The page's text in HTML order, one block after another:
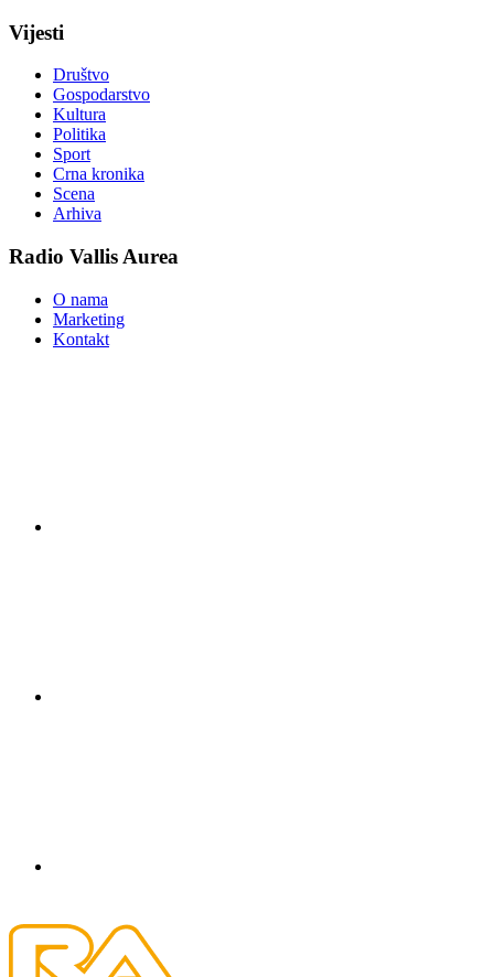
Vijesti
Društvo
Gospodarstvo
Kultura
Politika
Sport
Crna kronika
Scena
Arhiva
Radio Vallis Aurea
O nama
Marketing
Kontakt